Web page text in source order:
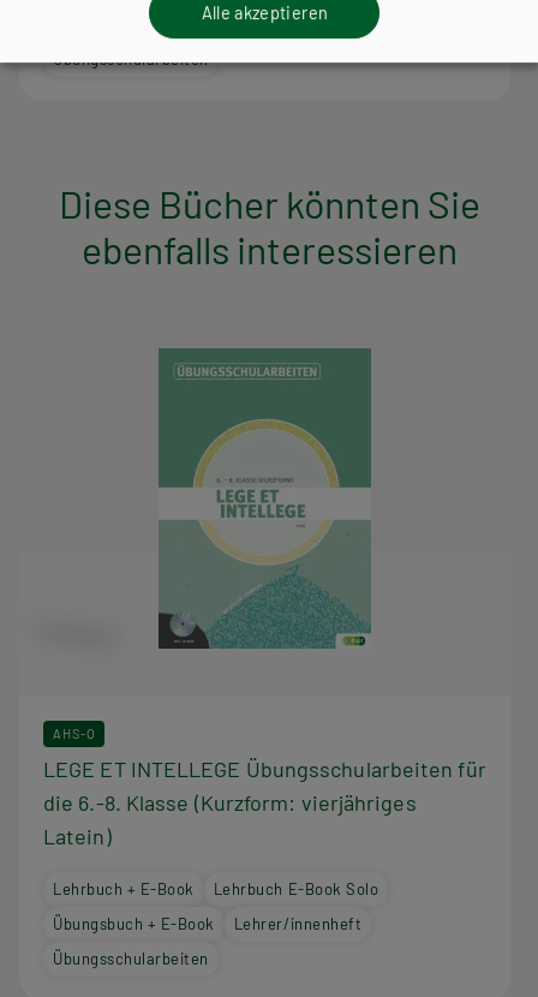
Übungsbuch + E-Book
Lehrer/innenheft
Übungsschularbeiten
Diese Bücher könnten Sie
ebenfalls interessieren
AHS-O
LEGE ET INTELLEGE Übungsschularbeiten für
die 6.-8. Klasse (Kurzform: vierjähriges
Latein)
Lehrbuch + E-Book
Lehrbuch E-Book Solo
Übungsbuch + E-Book
Lehrer/innenheft
Übungsschularbeiten
Alle akzeptieren